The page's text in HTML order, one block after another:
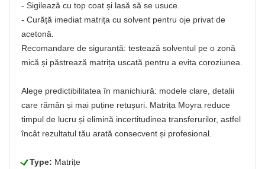
- Sigilează cu top coat și lasă să se usuce.
- Curăță imediat matrița cu solvent pentru oje privat de
acetonă.
Recomandare de siguranță: testează solventul pe o zonă
mică și păstrează matrița uscată pentru a evita coroziunea.
Alege predictibilitatea în manichiură: modele clare, detalii
care rămân și mai puține retușuri. Matrița Moyra reduce
timpul de lucru și elimină incertitudinea transferurilor, astfel
încât rezultatul tău arată consecvent și profesional.
LType: Matrițe